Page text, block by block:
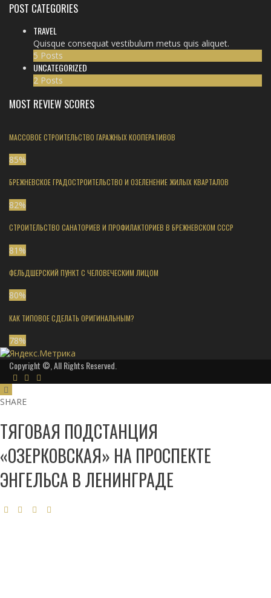
POST CATEGORIES
TRAVEL
Quisque consequat vestibulum metus quis aliquet.
5 Posts
UNCATEGORIZED
2 Posts
MOST REVIEW SCORES
МАССОВОЕ СТРОИТЕЛЬСТВО ГАРАЖНЫХ КООПЕРАТИВОВ
85%
БРЕЖНЕВСКОЕ ГРАДОСТРОИТЕЛЬСТВО И ОЗЕЛЕНЕНИЕ ЖИЛЫХ КВАРТАЛОВ
82%
СТРОИТЕЛЬСТВО САНАТОРИЕВ И ПРОФИЛАКТОРИЕВ В БРЕЖНЕВСКОМ СССР
81 %
ФЕЛЬДШЕРСКИЙ ПУНКТ С ЧЕЛОВЕЧЕСКИМ ЛИЦОМ
80%
КАК ТИПОВОЕ СДЕЛАТЬ ОРИГИНАЛЬНЫМ?
78%
Copyright ©, All Rights Reserved.
SHARE
ТЯГОВАЯ ПОДСТАНЦИЯ
«ОЗЕРКОВСКАЯ» НА ПРОСПЕКТЕ
ЭНГЕЛЬСА В ЛЕНИНГРАДЕ